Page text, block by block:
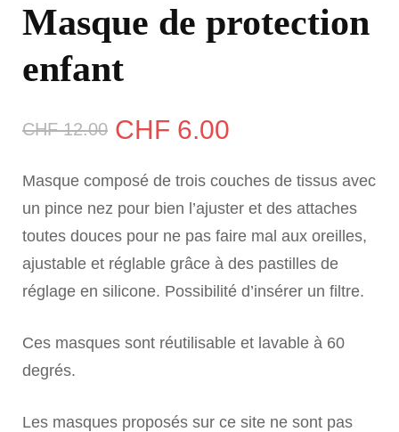
Masque de protection
enfant
CHF12.00 Le
prix
initial
était :
CHF 12.00.
CHF 6.00
prix
actuel
est :
CHF 6.00.
Masque composé de trois couches de tissus avec
un pince nez pour bien l’ajuster et des attaches
toutes douces pour ne pas faire mal aux oreilles,
ajustable et réglable grâce à des pastilles de
réglage en silicone. Possibilité d’insérer un filtre.
Ces masques sont réutilisable et lavable à 60
degrés.
Les masques proposés sur ce site ne sont pas